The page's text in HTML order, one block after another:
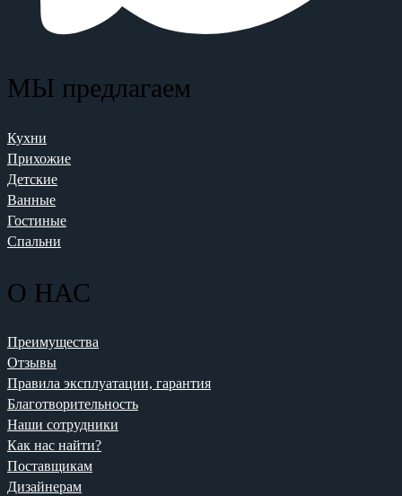
МЫ предлагаем
Кухни
Прихожие
Детские
Ванные
Гостиные
Спальни
О НАС
Преимущества
Отзывы
Правила эксплуатации, гарантия
Благотворительность
Наши сотрудники
Как нас найти?
Поставщикам
Дизайнерам